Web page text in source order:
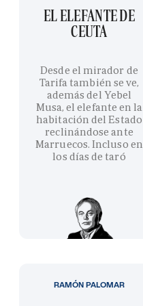
EL ELEFANTE DE
CEUTA
Desde el mirador de
Tarifa también se ve,
además del Yebel
Musa, el elefante en la
habitación del Estado
reclinándose ante
Marruecos. Incluso en
los días de taró
RAMÓN PALOMAR